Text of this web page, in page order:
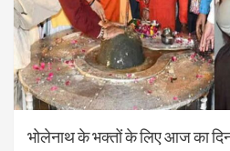
भोलेनाथ के भक्तों के लिए आज का